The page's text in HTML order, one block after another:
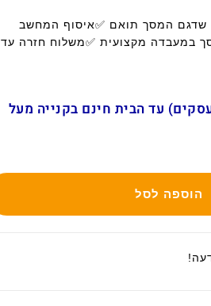
שדגם המסך תואם ✅איסוף המחשב
במעבדה מקצועית ✅משלוח חזרה עד
(1-5 ימי עסקים) עד הבית חינם בקנייה מעל
הוספה לסל